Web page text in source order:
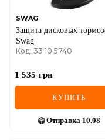
SWAG
Защита дисковых
Swag
Код: 33 10 5740
1 535 грн
КУПИТЬ
Отправка 10.08